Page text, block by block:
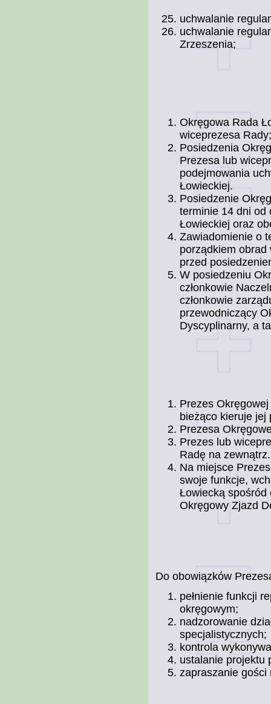
uchwalanie
uchwalanie
Zrzeszenia;
Okręgowa Rada
wiceprezesa Rady;
Posiedzenia
Prezesa lub
podejmowania
Łowieckiej.
Posiedzenie
terminie 14 dni od
Łowieckiej oraz
Zawiadomienie o
porządkiem obrad
przed
W posiedzeniu
członkowie
członkowie
przewodniczący
Dyscyplinarny, a
Prezes
bieżąco kieruje jej
Prezesa
Prezes lub
Radę na zewnątrz.
Na miejsce
swoje funkcje,
Łowiecką spośród
Okręgowy Zjazd
Do obowiązków
pełnienie funkcji
okręgowym;
nadzorowanie
specjalistycznych;
kontrola
ustalanie projektu
zapraszanie gości